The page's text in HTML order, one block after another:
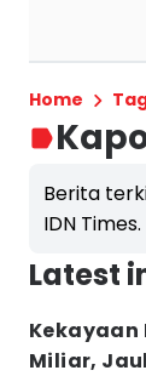
Home
Berita
IDN Times.
Latest
Kekayaan
Miliar,